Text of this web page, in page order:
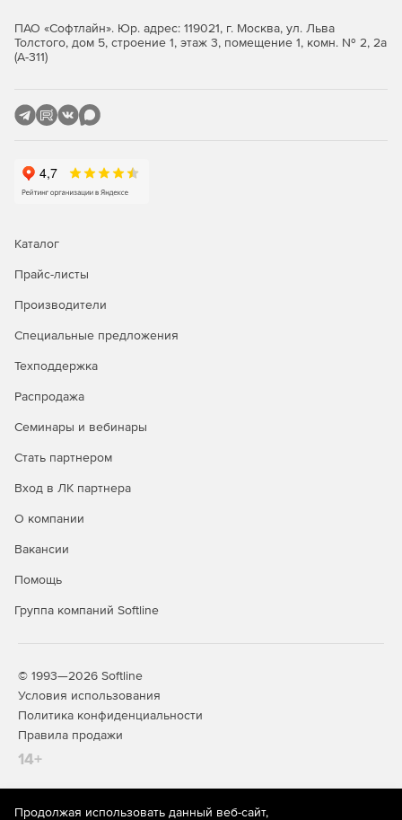
ПАО «Софтлайн». Юр. адрес: 119021, г. Москва, ул. Льва
Толстого, дом 5, строение 1, этаж 3, помещение 1, комн. № 2, 2а
(А-311)
Каталог
Прайс-листы
Производители
Специальные предложения
Техподдержка
Распродажа
Семинары и вебинары
Стать партнером
Вход в ЛК партнера
О компании
Вакансии
Помощь
Группа компаний Softline
© 1993—2026 Softline
Условия использования
Политика конфиденциальности
Правила продажи
14+
Продолжая использовать данный веб-сайт,